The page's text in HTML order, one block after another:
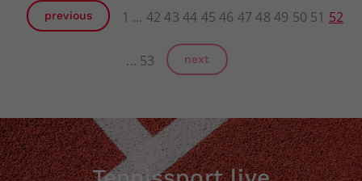
previous 1 42 43 44 45 46 47 48 49 50 51 52
53 next